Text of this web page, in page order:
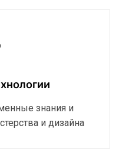
знания и
и дизайна